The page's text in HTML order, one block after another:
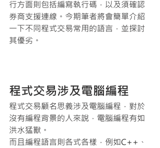
行方面則包括編寫執行碼，以及須確認
券商支援連線。今期筆者將會簡單介紹
一下不同程式交易常用的語言，並探討
其優劣。
程式交易涉及電腦編程
程式交易顧名思義涉及電腦編程，對於
沒有編程背景的人來說，電腦編程有如
洪水猛獸。
而且編程語言則各式各樣，例如C++、